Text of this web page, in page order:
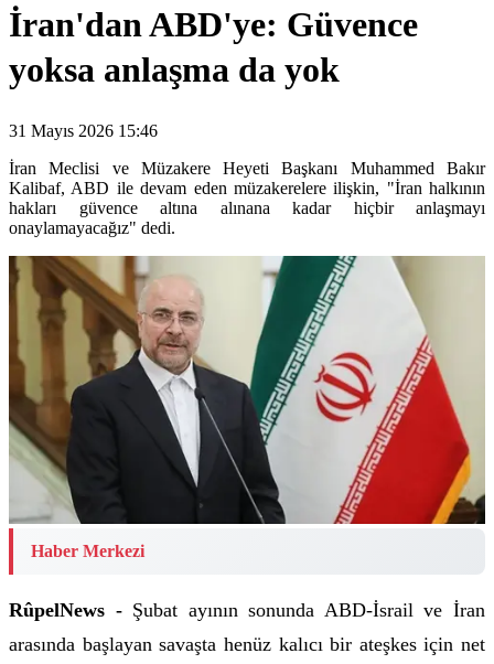
İran'dan ABD'ye: Güvence
yoksa anlaşma da yok
31 Mayıs 2026 15:46
İran Meclisi ve Müzakere Heyeti Başkanı Muhammed Bakır
Kalibaf, ABD ile devam eden müzakerelere ilişkin, "İran halkının
hakları güvence altına alınana kadar hiçbir anlaşmayı
onaylamayacağız" dedi.
Haber Merkezi
RûpelNews -Şubat ayının sonunda ABD-İsrail ve İran
arasında başlayan savaşta henüz kalıcı bir ateşkes için net